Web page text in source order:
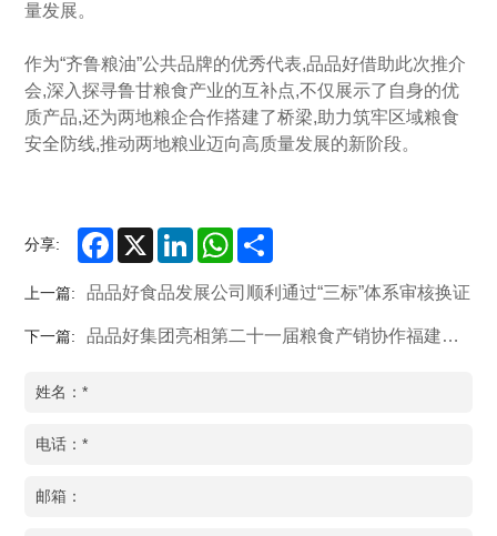
量发展。
作为“齐鲁粮油”公共品牌的优秀代表,品品好借助此次推介
会,深入探寻鲁甘粮食产业的互补点,不仅展示了自身的优
质产品,还为两地粮企合作搭建了桥梁,助力筑牢区域粮食
安全防线,推动两地粮业迈向高质量发展的新阶段。
分享: Facebook
X LinkedInWhatsApp
上一篇: 品品好食品发展公司顺利通过“三标”体系审核换证
下一篇: 品品好集团亮相第二十一届粮食产销协作福建洽谈会